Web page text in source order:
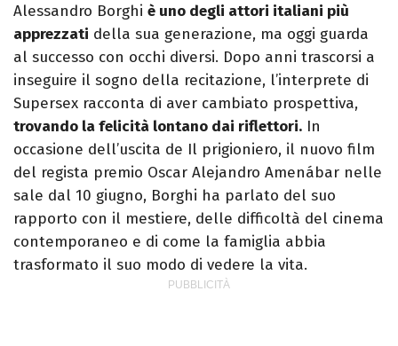
Alessandro Borghi è uno degli attori italiani più
apprezzati della sua generazione, ma oggi guarda
al successo con occhi diversi. Dopo anni trascorsi a
inseguire il sogno della recitazione, l’interprete di
Supersex racconta di aver cambiato prospettiva,
trovando la felicità lontano dai riflettori. In
occasione dell’uscita de Il prigioniero, il nuovo film
del regista premio Oscar Alejandro Amenábar nelle
sale dal 10 giugno, Borghi ha parlato del suo
rapporto con il mestiere, delle difficoltà del cinema
contemporaneo e di come la famiglia abbia
trasformato il suo modo di vedere la vita.